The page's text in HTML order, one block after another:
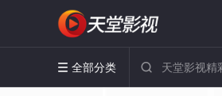
 全部分类 